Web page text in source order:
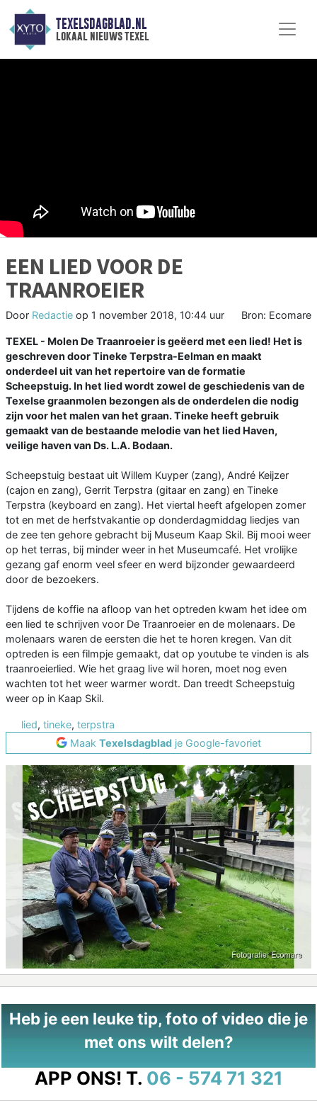
TEXELSDAGBLAD.NL
lokaal nieuws texel
EEN LIED VOOR DE
TRAANROEIER
Door Redactie op 1 november 2018, 10:44 uur Bron: Ecomare
TEXEL - Molen De Traanroeier is geëerd met een lied! Het is
geschreven door Tineke Terpstra-Eelman en maakt
onderdeel uit van het repertoire van de formatie
Scheepstuig. In het lied wordt zowel de geschiedenis van de
Texelse graanmolen bezongen als de onderdelen die nodig
zijn voor het malen van het graan. Tineke heeft gebruik
gemaakt van de bestaande melodie van het lied Haven,
veilige haven van Ds. L.A. Bodaan.
Scheepstuig bestaat uit Willem Kuyper (zang), André Keijzer
(cajon en zang), Gerrit Terpstra (gitaar en zang) en Tineke
Terpstra (keyboard en zang). Het viertal heeft afgelopen zomer
tot en met de herfstvakantie op donderdagmiddag liedjes van
de zee ten gehore gebracht bij Museum Kaap Skil. Bij mooi weer
op het terras, bij minder weer in het Museumcafé. Het vrolijke
gezang gaf enorm veel sfeer en werd bijzonder gewaardeerd
door de bezoekers.
Tijdens de koffie na afloop van het optreden kwam het idee om
een lied te schrijven voor De Traanroeier en de molenaars. De
molenaars waren de eersten die het te horen kregen. Van dit
optreden is een filmpje gemaakt, dat op youtube te vinden is als
traanroeierlied. Wie het graag live wil horen, moet nog even
wachten tot het weer warmer wordt. Dan treedt Scheepstuig
weer op in Kaap Skil.
lied, tineke, terpstra
Maak Texelsdagblad je Google-favoriet
Heb je een leuke tip, foto of video die je
met ons wilt delen?
APP ONS! T. 06 - 574 71 321